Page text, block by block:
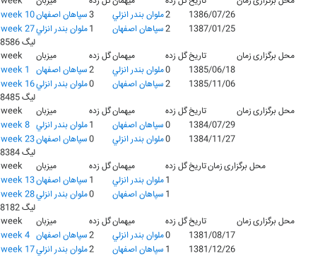
week 10سپاهان اصفهان3 ملوان بندر انزلي2
1386/07/26
week 27ملوان بندر انزلي1 سپاهان اصفهان2
1387/01/25
لیگ 8586
week
میزبان گل زدهمیهمان گل زدهتاریخ زمانمحل برگزاری
week 1 سپاهان اصفهان2 ملوان بندر انزلي0
1385/06/18
week 16ملوان بندر انزلي0 سپاهان اصفهان2
1385/11/06
لیگ 8485
week
میزبان گل زدهمیهمان گل زدهتاریخ زمانمحل برگزاری
week 8 ملوان بندر انزلي1 سپاهان اصفهان0
1384/07/29
week 23سپاهان اصفهان0 ملوان بندر انزلي0
1384/11/27
لیگ 8384
week
میزبان گل زدهمیهمان گل زدهتاریخزمانمحل برگزاری
week 13سپاهان اصفهان 1 ملوان بندر انزلي1
week 28ملوان بندر انزلي0 سپاهان اصفهان 1
لیگ 8182
week
میزبان گل زدهمیهمان گل زدهتاریخ زمانمحل برگزاری
week 4 سپاهان اصفهان2 ملوان بندر انزلي0
1381/08/17
week 17ملوان بندر انزلي2 سپاهان اصفهان 1 1381/12/26